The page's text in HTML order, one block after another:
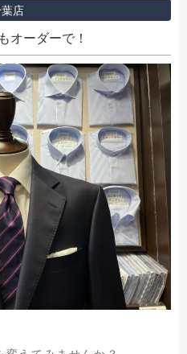
店
オーダーで！